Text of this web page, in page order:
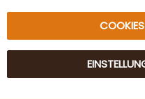
© 2025 Beans